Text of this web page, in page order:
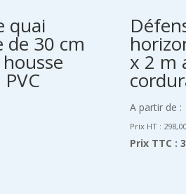
quai
de 30 cm
x 2 m
A partir de :
Prix HT :
Prix TTC :